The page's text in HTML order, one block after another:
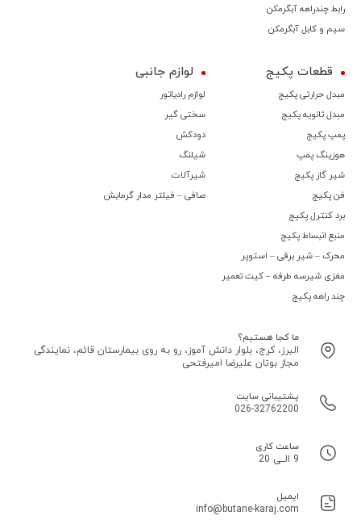
رابط چندراهه آبگرمکن
سیم و کابل آبگرمکن
قطعات پکیج
مبدل حرارتی پکیج
مبدل ثانویه پکیج
پمپ پکیج
هوزینگ پمپ
شیر گاز پکیج
فن پکیج
برد کنترل پکیج
منبع انبساط پکیج
محرک – شیر برقی – استوپر
مغزی شیرسه طرفه – کیت تعمیر
چند راهه پکیج
لوازم جانبی
لوازم رادیاتور
سختی گیر
دودکش
شیلنگ
شیرآلات
صافی – فیلتر مدار گرمایش
ما کجا هستیم؟
البرز، کرج، بلوار دانش آموز، رو به روی بیمارستان قائم، نمایندگی
مجاز بوتان علیرضا امیرفتحی
پشتیبانی سایت
026-32762200
ساعت کاری
9 الــی 20
ایمیل
info@butane-karaj.com